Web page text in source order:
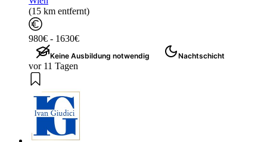
(15 km entfernt)
980€ - 1630€
Keine Ausbildung notwendig Nachtschicht
vor 11 Tagen